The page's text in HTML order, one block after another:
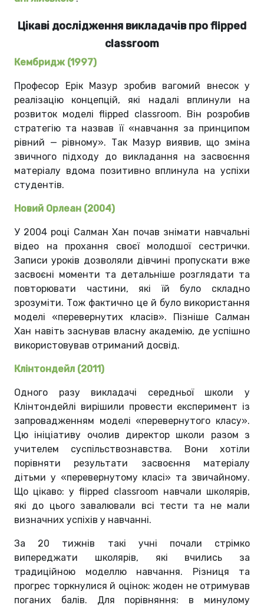
Цікаві дослідження викладачів про flipped
classroom
Кембридж (1997)
Професор Ерік Мазур зробив вагомий внесок у
реалізацію концепцій, які надалі вплинули на
розвиток моделі flipped classroom. Він розробив
стратегію та назвав її «навчання за принципом
рівний — рівному». Так Мазур виявив, що зміна
звичного підходу до викладання на засвоєння
матеріалу вдома позитивно вплинула на успіхи
студентів.
Новий Орлеан (2004)
У 2004 році Салман Хан почав знімати навчальні
відео на прохання своєї молодшої сестрички.
Записи уроків дозволяли дівчині пропускати вже
засвоєні моменти та детальніше розглядати та
повторювати частини, які їй було складно
зрозуміти. Тож фактично це й було використання
моделі «перевернутих класів». Пізніше Салман
Хан навіть заснував власну академію, де успішно
використовував отриманий досвід.
Клінтондейл (2011)
Одного разу викладачі середньої школи у
Клінтондейлі вирішили провести експеримент із
запровадженням моделі «перевернутого класу».
Цю ініціативу очолив директор школи разом з
учителем суспільствознавства. Вони хотіли
порівняти результати засвоєння матеріалу
дітьми у «перевернутому класі» та звичайному.
Що цікаво: у flipped classroom навчали школярів,
які до цього завалювали всі тести та не мали
визначних успіхів у навчанні.
За 20 тижнів такі учні почали стрімко
випереджати школярів, які вчились за
традиційною моделлю навчання. Різниця та
прогрес торкнулися й оцінок: жоден не отримував
поганих балів. Для порівняння: в минулому